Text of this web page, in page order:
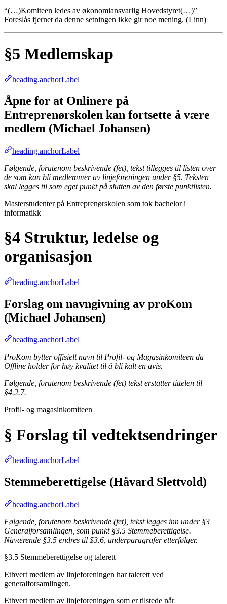
“(…)Komiteen ledes av økonomiansvarlig Hovedstyret(…)”
Foreslås fjernet da denne setningen ikke gir noe mening. (Linn)
§5 Medlemskap
heading.anchorLabel
Åpne for at Onlinere på
Entreprenørskolen kan fortsette å være
medlem (Michael Johansen)
heading.anchorLabel
Følgende, forutenom beskrivende (fet), tekst tillegges til listen over
de som kan bli medlemmer av linjeforeningen under §5. Teksten
skal legges til som eget punkt på slutten av den første punktlisten.
Masterstudenter på Entreprenørskolen som tok bachelor i
informatikk
§4 Struktur, ledelse og
organisasjon
heading.anchorLabel
Forslag om navngivning av proKom
(Michael Johansen)
heading.anchorLabel
ProKom bytter offisielt navn til Profil- og Magasinkomiteen da
Offline holder for høy kvalitet til å bli kalt en avis.
Følgende, forutenom beskrivende (fet) tekst erstatter tittelen til
§4.2.7.
Profil- og magasinkomiteen
§ Forslag til vedtektsendringer
heading.anchorLabel
Stemmeberettigelse (Håvard Slettvold)
heading.anchorLabel
Følgende, forutenom beskrivende (fet), tekst legges inn under §3
Generalforsamlingen, som punkt §3.5 Stemmeberettigelse.
Nåværende §3.5 endres til $3.6, underparagrafer etterfølger.
§3.5 Stemmeberettigelse og talerett
Ethvert medlem av linjeforeningen har talerett ved
generalforsamlingen.
Ethvert medlem av linjeforeningen som er tilstede når